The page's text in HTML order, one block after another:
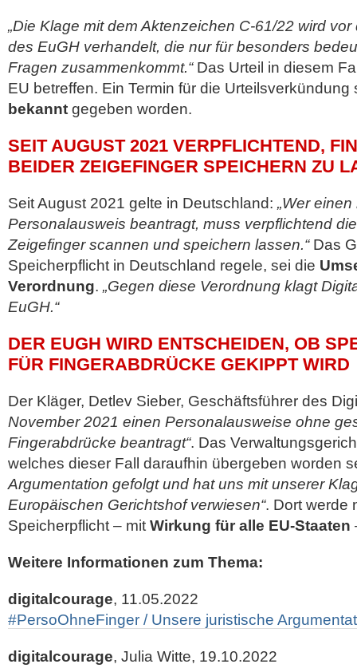
„Die Klage mit dem Aktenzeichen C-61/22 wird
des EuGH verhandelt, die nur für besonders
Fragen zusammenkommt.“Das Urteil in diesem
EU betreffen. Ein Termin für die
bekannt gegeben worden.
SEIT AUGUST 2021 VERPFLICHTEND,
BEIDER ZEIGEFINGER SPEICHERN ZU
Seit August 2021 gelte in Deutschland: „Wer
Personalausweis beantragt, muss verpflichtend
Zeigefinger scannen und speichern lassen.“Das
Speicherpflicht in Deutschland regele, sei die
Verordnung. „Gegen diese Verordnung klagt
EuGH.“
DER EUGH WIRD ENTSCHEIDEN, OB
FÜR FINGERABDRÜCKE GEKIPPT WIRD
Der Kläger, Detlev Sieber, Geschäftsführer des
November 2021 einen Personalausweise ohne
Fingerabdrücke beantragt“. Das
welches dieser Fall daraufhin übergeben worden
Argumentation gefolgt und hat uns mit unserer
Europäischen Gerichtshof verwiesen“. Dort werde
Speicherpflicht – mit Wirkung für alle EU-Staaten
Weitere Informationen zum Thema:
digitalcourage, 11.05.2022
#PersoOhneFinger / Unsere juristische
digitalcourage, Julia Witte, 19.10.2022